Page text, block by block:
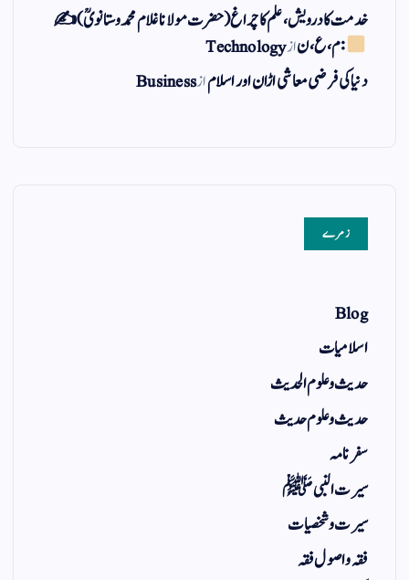
خدمت کا درویش، علم کا چراغ(حضرت مولانا غلام محمد وستانویؒ)✍
: م ، ع ، نازTechnology
دنیا کی فرضی معاشی اڑان اور اسلامازBusiness
زمرے
Blog
اسلامیات
حدیث و علوم الحدیث
حدیث و علوم حدیث
سفر نامہ
سیرت النبی ﷺ
سیرت و شخصیات
فقہ و اصول فقہ